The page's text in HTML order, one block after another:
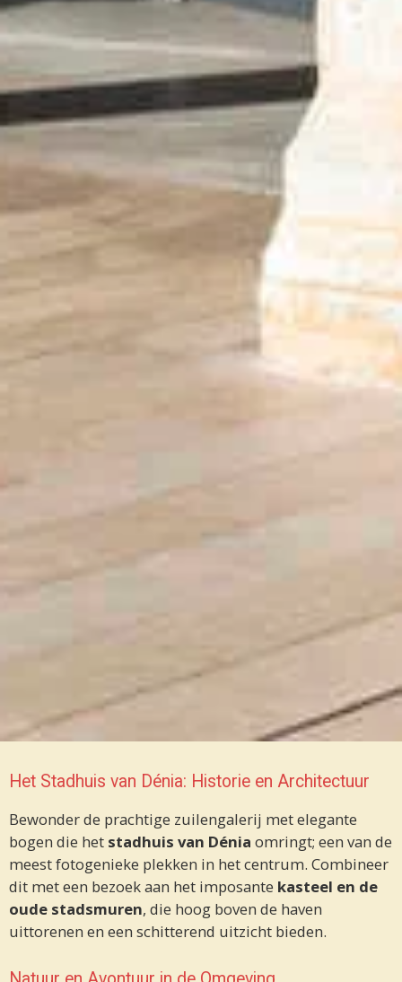
Het Stadhuis van Dénia: Historie en Architectuur
Bewonder de prachtige zuilengalerij met elegante
bogen die het stadhuis van Dénia omringt; een van de
meest fotogenieke plekken in het centrum. Combineer
dit met een bezoek aan het imposante kasteel en de
oude stadsmuren, die hoog boven de haven
uittorenen en een schitterend uitzicht bieden.